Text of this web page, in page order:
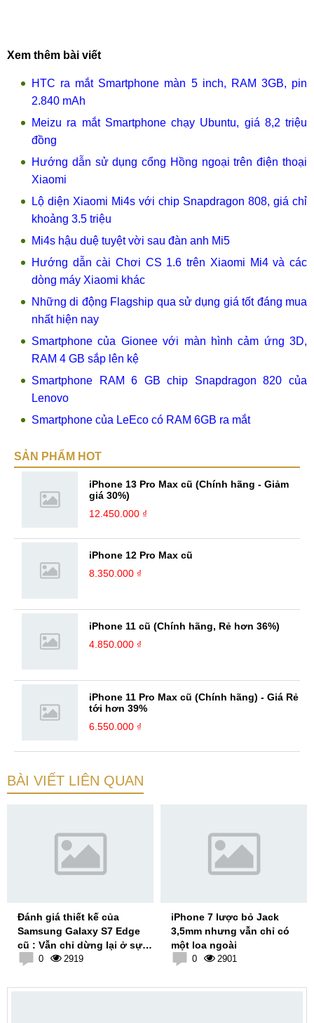
Xem thêm bài viết
HTC ra mắt Smartphone màn 5 inch, RAM 3GB, pin
2.840 mAh
Meizu ra mắt Smartphone chạy Ubuntu, giá 8,2 triệu
đồng
Hướng dẫn sử dụng cổng Hồng ngoại trên điện thoại
Xiaomi
Lộ diện Xiaomi Mi4s với chip Snapdragon 808, giá chỉ
khoảng 3.5 triệu
Mi4s hậu duệ tuyệt vời sau đàn anh Mi5
Hướng dẫn cài Chơi CS 1.6 trên Xiaomi Mi4 và các
dòng máy Xiaomi khác
Những di động Flagship qua sử dụng giá tốt đáng mua
nhất hiện nay
Smartphone của Gionee với màn hình cảm ứng 3D,
RAM 4 GB sắp lên kệ
Smartphone RAM 6 GB chip Snapdragon 820 của
Lenovo
Smartphone của LeEco có RAM 6GB ra mắt
SẢN PHẨM HOT
iPhone 13 Pro Max cũ (Chính hãng - Giảm
giá 30%)
12.450.000 ₫
iPhone 12 Pro Max cũ
8.350.000 ₫
iPhone 11 cũ (Chính hãng, Rẻ hơn 36%)
4.850.000 ₫
iPhone 11 Pro Max cũ (Chính hãng) - Giá Rẻ
tới hơn 39%
6.550.000 ₫
BÀI VIẾT LIÊN QUAN
Đánh giá thiết kế của
Samsung Galaxy S7 Edge
cũ : Vẫn chỉ dừng lại ở sự
an toàn
0 2919
iPhone 7 lược bỏ Jack
3,5mm nhưng vẫn chỉ có
một loa ngoài
0 2901